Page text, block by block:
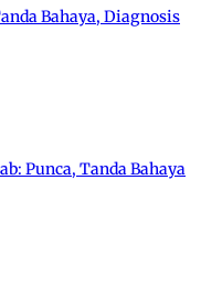
Bahaya, Diagnosis
Punca, Tanda Bahaya